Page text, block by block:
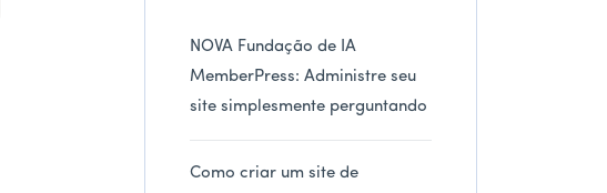
NOVA Fundação de IA
MemberPress: Administre seu
site simplesmente perguntando
Como criar um site de